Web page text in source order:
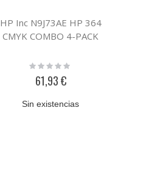
HP Inc N9J73AE HP 364
CMYK COMBO 4-PACK
Rating:
61,93 €
Sin existencias